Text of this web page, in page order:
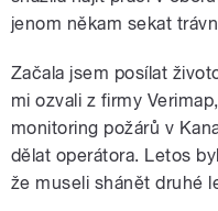
jenom někam sekat
Začala jsem posílat
mi ozvali z firmy
monitoring požárů v
dělat operátora. Letos
že museli shánět druhé